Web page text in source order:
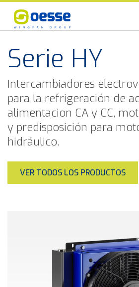
Serie HY
Intercambiadores
para la refrigeración de
alimentacion CA y CC,
y predisposición para
hidráulico.
VER TODOS LOS PRODUCTOS